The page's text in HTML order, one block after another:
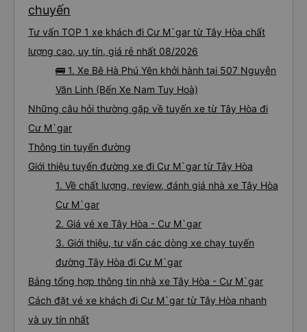
chuyến
Tư vấn TOP 1 xe khách đi Cư M`gar từ Tây Hòa chất
lượng cao, uy tín, giá rẻ nhất 08/2026
🚌 1. Xe Bê Hà Phú Yên khởi hành tại 507 Nguyễn
Văn Linh (Bến Xe Nam Tuy Hoà)
Những câu hỏi thường gặp về tuyến xe từ Tây Hòa đi
Cư M`gar
Thông tin tuyến đường
Giới thiệu tuyến đường xe đi Cư M`gar từ Tây Hòa
1. Về chất lượng, review, đánh giá nhà xe Tây Hòa
Cư M`gar
2. Giá vé xe Tây Hòa - Cư M`gar
3. Giới thiệu, tư vấn các dòng xe chạy tuyến
đường Tây Hòa đi Cư M`gar
Bảng tổng hợp thông tin nhà xe Tây Hòa - Cư M`gar
Cách đặt vé xe khách đi Cư M`gar từ Tây Hòa nhanh
và uy tín nhất